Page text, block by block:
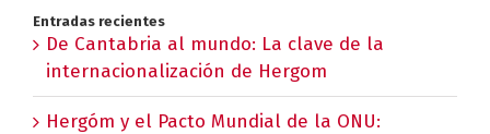
Entradas recientes
De Cantabria al mundo: La clave de la
internacionalización de Hergom
Hergóm y el Pacto Mundial de la ONU: